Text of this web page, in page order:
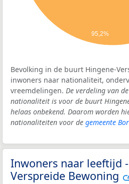
95,2%
Bevolking in de buurt Hingene-
inwoners naar nationaliteit,
vreemdelingen. De verdeling van
nationaliteit is voor de buurt
helaas onbekend. Daarom worden
nationaliteiten voor de gemeente
Inwoners naar leeftijd
Verspreide Bewoning